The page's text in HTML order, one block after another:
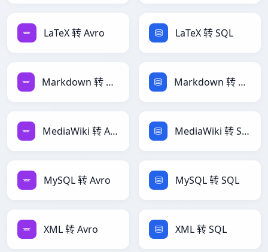
LaTeX 转 Avro LaTeX 转 SQL
Markdown 转 Avro Markdown 转 SQL
MediaWiki 转 Avro MediaWiki 转 SQL
MySQL 转 Avro MySQL 转 SQL
XML 转 Avro XML 转 SQL